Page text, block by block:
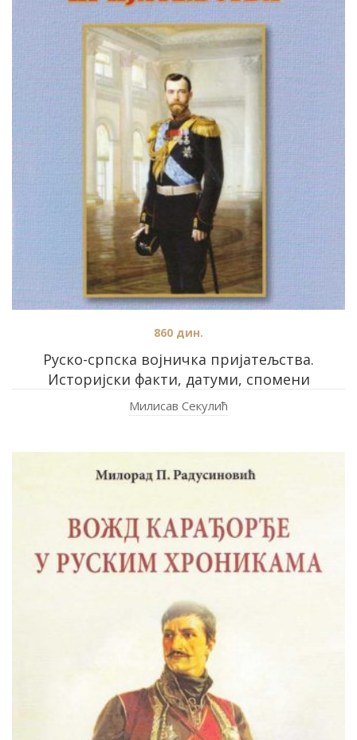
Руско-српска војничка пријатељства.
Историјски факти, датуми, спомени
860 дин.
Милисав Секулић